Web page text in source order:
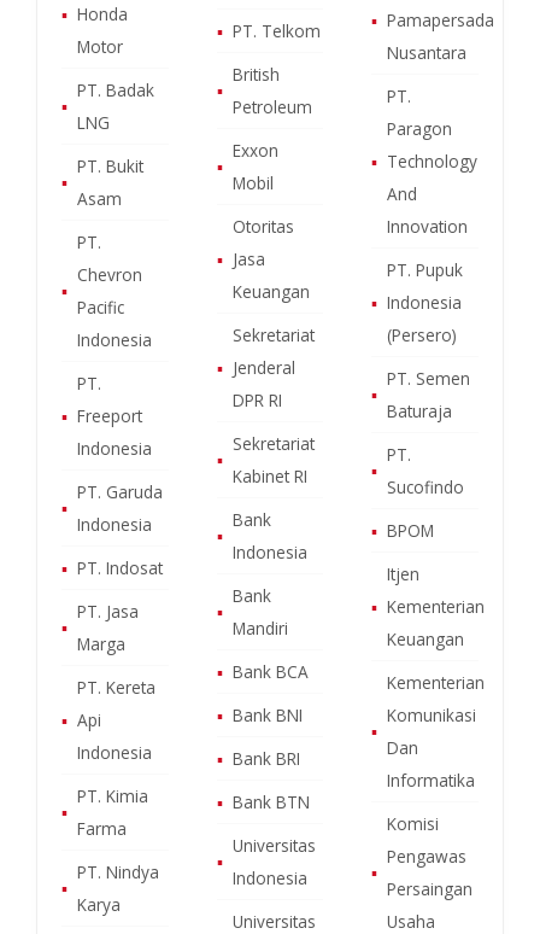
▪ Honda
Motor
▪
PT. Badak
LNG
▪
PT. Bukit
Asam
▪
PT.
Chevron
Pacific
Indonesia
▪
PT.
Freeport
Indonesia
▪
PT. Garuda
Indonesia
▪ PT. Indosat
▪
PT. Jasa
Marga
▪
PT. Kereta
Api
Indonesia
▪
PT. Kimia
Farma
▪
PT. Nindya
Karya
▪ PT. Telkom
▪
British
Petroleum
▪
Exxon
Mobil
▪
Otoritas
Jasa
Keuangan
▪
Sekretariat
Jenderal
DPR RI
▪
Sekretariat
Kabinet RI
▪
Bank
Indonesia
▪
Bank
Mandiri
▪ Bank BCA
▪ Bank BNI
▪ Bank BRI
▪ Bank BTN
▪
Universitas
Indonesia
Universitas
▪ Pamapersada
Nusantara
▪
PT.
Paragon
Technology
And
Innovation
▪
PT. Pupuk
Indonesia
(Persero)
▪
PT. Semen
Baturaja
▪
PT.
Sucofindo
▪ BPOM
▪
Itjen
Kementerian
Keuangan
▪
Kementerian
Komunikasi
Dan
Informatika
▪
Komisi
Pengawas
Persaingan
Usaha